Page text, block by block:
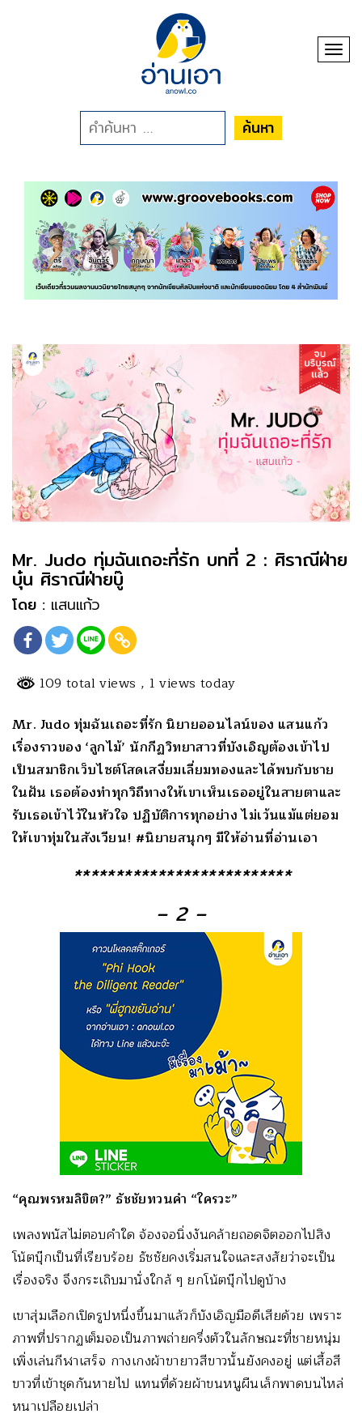
ค้นหา
Mr. Judo ทุ่มฉันเถอะที่รัก บทที่ 2 : ศิราณีฝ่าย
บุ๋น ศิราณีฝ่ายบู๊
โดย : แสนแก้ว
109 total views , 1 views today
Mr. Judo ทุ่มฉันเถอะที่รัก นิยายออนไลน์ของ แสนแก้ว
เรื่องราวของ ‘ลูกไม้’ นักกีฏวิทยาสาวที่บังเอิญต้องเข้าไป
เป็นสมาชิกเว็บไซต์โสดเสงี่ยมเลี่ยมทองและได้พบกับชาย
ในฝัน เธอต้องทำทุกวิถีทางให้เขาเห็นเธออยู่ในสายตาและ
รับเธอเข้าไว้ในหัวใจ ปฏิบัติการทุกอย่าง ไม่เว้นแม้แต่ยอม
ให้เขาทุ่มในสังเวียน! #นิยายสนุกๆ มีให้อ่านที่อ่านเอา
**************************
– 2 –
“คุณพรหมลิขิต?” ธัชชัยทวนคำ “ใครวะ”
เพลงพนัสไม่ตอบคำใด จ้องจอนิ่งงันคล้ายถอดจิตออกไปสิง
โน้ตบุ๊กเป็นที่เรียบร้อย ธัชชัยคงเริ่มสนใจและสงสัยว่าจะเป็น
เรื่องจริง จึงกระเถิบมานั่งใกล้ ๆ ยกโน้ตบุ๊กไปดูบ้าง
เขาสุ่มเลือกเปิดรูปหนึ่งขึ้นมาแล้วก็บังเอิญมือดีเสียด้วย เพราะ
ภาพที่ปรากฏเต็มจอเป็นภาพถ่ายครึ่งตัวในลักษณะที่ชายหนุ่ม
เพิ่งเล่นกีฬาเสร็จ กางเกงผ้าขายาวสีขาวนั้นยังคงอยู่ แต่เสื้อสี
ขาวที่เข้าชุดกันหายไป แทนที่ด้วยผ้าขนหนูผืนเล็กพาดบนไหล่
หนาเปลือยเปล่า